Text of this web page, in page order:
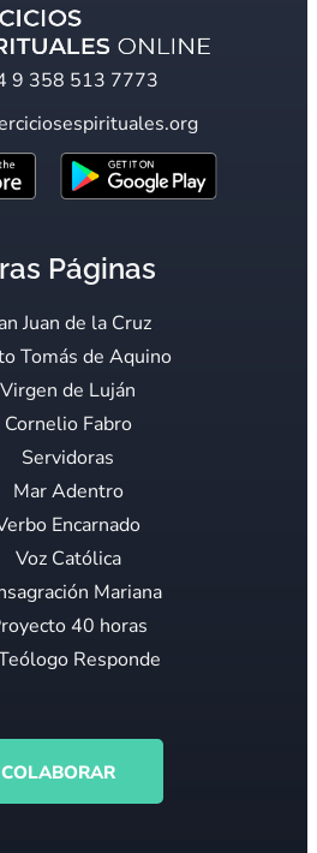
9 358 513 7773
Páginas
Juan de la Cruz
Tomás de Aquino
Virgen de Luján
Cornelio Fabro
Servidoras
Mar Adentro
Encarnado
Voz Católica
Mariana
40 horas
Responde
COLABORAR